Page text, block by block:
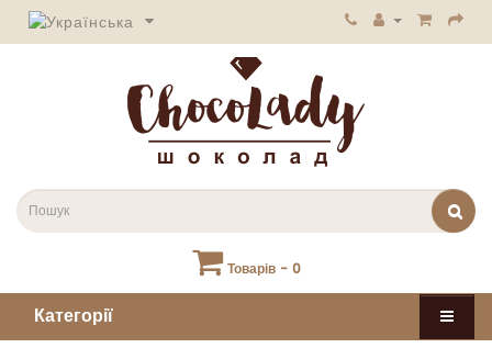
Товарів - 0
Категорії